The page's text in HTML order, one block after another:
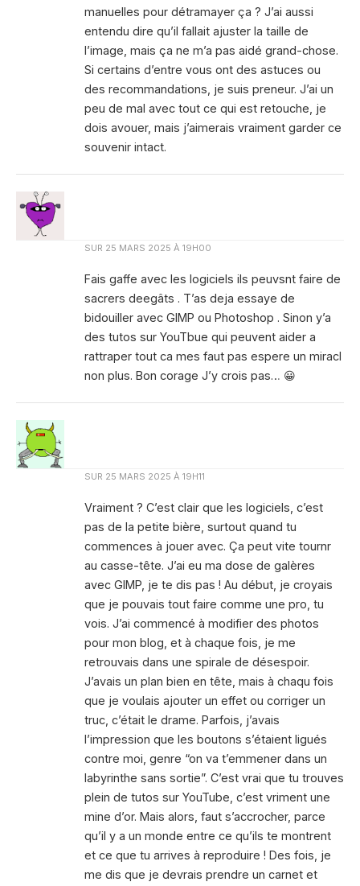
manuelles pour détramayer ça ? J’ai aussi
entendu dire qu’il fallait ajuster la taille de
l’image, mais ça ne m’a pas aidé grand-chose.
Si certains d’entre vous ont des astuces ou
des recommandations, je suis preneur. J’ai un
peu de mal avec tout ce qui est retouche, je
dois avouer, mais j’aimerais vraiment garder ce
souvenir intact.
SUR 25 MARS 2025 À 19H00
Fais gaffe avec les logiciels ils peuvsnt faire de
sacrers deegâts . T’as deja essaye de
bidouiller avec GIMP ou Photoshop . Sinon y’a
des tutos sur YouTbue qui peuvent aider a
rattraper tout ca mes faut pas espere un miracl
non plus. Bon corage J’y crois pas… 😀
SUR 25 MARS 2025 À 19H11
Vraiment ? C’est clair que les logiciels, c’est
pas de la petite bière, surtout quand tu
commences à jouer avec. Ça peut vite tournr
au casse-tête. J’ai eu ma dose de galères
avec GIMP, je te dis pas ! Au début, je croyais
que je pouvais tout faire comme une pro, tu
vois. J’ai commencé à modifier des photos
pour mon blog, et à chaque fois, je me
retrouvais dans une spirale de désespoir.
J’avais un plan bien en tête, mais à chaqu fois
que je voulais ajouter un effet ou corriger un
truc, c’était le drame. Parfois, j’avais
l’impression que les boutons s’étaient ligués
contre moi, genre “on va t’emmener dans un
labyrinthe sans sortie”. C’est vrai que tu trouves
plein de tutos sur YouTube, c’est vriment une
mine d’or. Mais alors, faut s’accrocher, parce
qu’il y a un monde entre ce qu’ils te montrent
et ce que tu arrives à reproduire ! Des fois, je
me dis que je devrais prendre un carnet et